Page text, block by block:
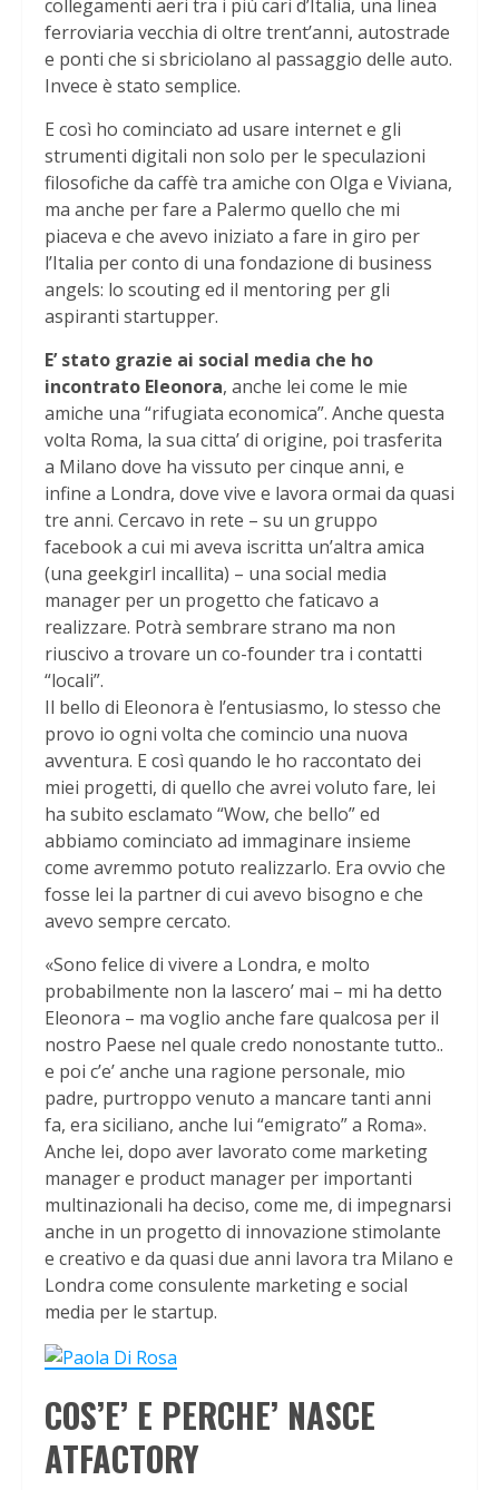
collegamenti aeri tra i più cari d’Italia, una linea
ferroviaria vecchia di oltre trent’anni, autostrade
e ponti che si sbriciolano al passaggio delle auto.
Invece è stato semplice.
E così ho cominciato ad usare internet e gli
strumenti digitali non solo per le speculazioni
filosofiche da caffè tra amiche con Olga e Viviana,
ma anche per fare a Palermo quello che mi
piaceva e che avevo iniziato a fare in giro per
l’Italia per conto di una fondazione di business
angels: lo scouting ed il mentoring per gli
aspiranti startupper.
E’ stato grazie ai social media che ho
incontrato Eleonora, anche lei come le mie
amiche una “rifugiata economica”. Anche questa
volta Roma, la sua citta’ di origine, poi trasferita
a Milano dove ha vissuto per cinque anni, e
infine a Londra, dove vive e lavora ormai da quasi
tre anni. Cercavo in rete – su un gruppo
facebook a cui mi aveva iscritta un’altra amica
(una geekgirl incallita) – una social media
manager per un progetto che faticavo a
realizzare. Potrà sembrare strano ma non
riuscivo a trovare un co-founder tra i contatti
“locali”.
Il bello di Eleonora è l’entusiasmo, lo stesso che
provo io ogni volta che comincio una nuova
avventura. E così quando le ho raccontato dei
miei progetti, di quello che avrei voluto fare, lei
ha subito esclamato “Wow, che bello” ed
abbiamo cominciato ad immaginare insieme
come avremmo potuto realizzarlo. Era ovvio che
fosse lei la partner di cui avevo bisogno e che
avevo sempre cercato.
«Sono felice di vivere a Londra, e molto
probabilmente non la lascero’ mai – mi ha detto
Eleonora – ma voglio anche fare qualcosa per il
nostro Paese nel quale credo nonostante tutto..
e poi c’e’ anche una ragione personale, mio
padre, purtroppo venuto a mancare tanti anni
fa, era siciliano, anche lui “emigrato” a Roma».
Anche lei, dopo aver lavorato come marketing
manager e product manager per importanti
multinazionali ha deciso, come me, di impegnarsi
anche in un progetto di innovazione stimolante
e creativo e da quasi due anni lavora tra Milano e
Londra come consulente marketing e social
media per le startup.
COS’E’ E PERCHE’ NASCE
ATFACTORY